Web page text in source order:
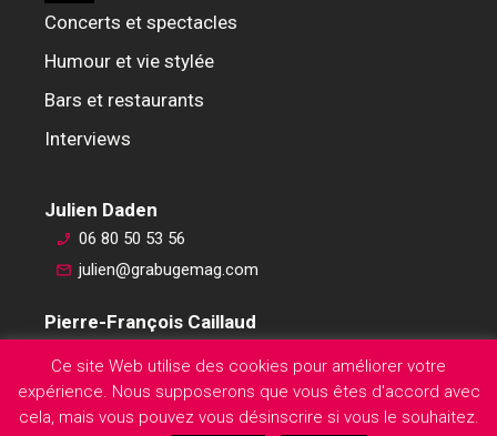
Concerts et spectacles
Humour et vie stylée
Bars et restaurants
Interviews
Julien Daden
06 80 50 53 56
julien@grabugemag.com
Pierre-François Caillaud
pierre-francois@grabugemag.com
Mentions légales
Ce site Web utilise des cookies pour améliorer votre
expérience. Nous supposerons que vous êtes d'accord avec
cela, mais vous pouvez vous désinscrire si vous le souhaitez.